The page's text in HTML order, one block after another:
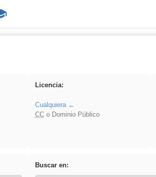
Licencia:
Cualquiera
CCo Dominio Público
Buscar en: